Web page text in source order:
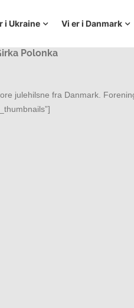
i Ukraine Vi er i Danmark
Polonka
julehilsne fra Danmark.